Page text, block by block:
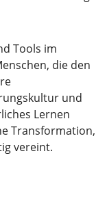
Tools im
die den
und
Lernen
Transformation,
vereint.